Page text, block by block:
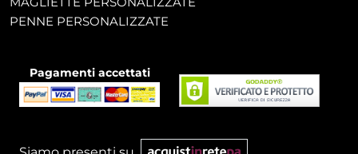
PENNE PERSONALIZZATE
Pagamenti accettati